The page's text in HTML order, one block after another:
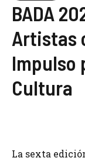
BADA
Artistas
Impulso
Cultura
La sexta